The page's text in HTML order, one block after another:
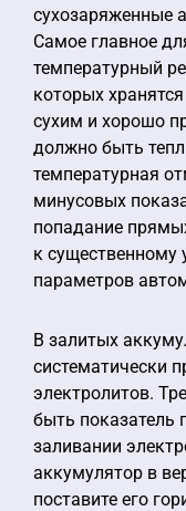
сухозаряженные
Самое главное
температурный
которых
сухим и хорошо
должно быть
температурная
минусовых
попадание
к существенному
параметров
В залитых
систематически
электролитов.
быть показатель
заливании
аккумулятор в
поставите его